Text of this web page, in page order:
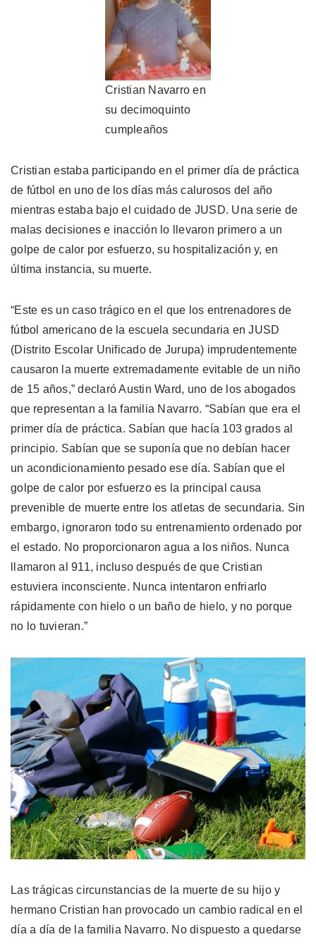
Cristian Navarro en
su decimoquinto
cumpleaños
Cristian estaba participando en el primer día de práctica
de fútbol en uno de los días más calurosos del año
mientras estaba bajo el cuidado de JUSD. Una serie de
malas decisiones e inacción lo llevaron primero a un
golpe de calor por esfuerzo, su hospitalización y, en
última instancia, su muerte.
“Este es un caso trágico en el que los entrenadores de
fútbol americano de la escuela secundaria en JUSD
(Distrito Escolar Unificado de Jurupa) imprudentemente
causaron la muerte extremadamente evitable de un niño
de 15 años,” declaró Austin Ward, uno de los abogados
que representan a la familia Navarro. “Sabían que era el
primer día de práctica. Sabían que hacía 103 grados al
principio. Sabían que se suponía que no debían hacer
un acondicionamiento pesado ese día. Sabían que el
golpe de calor por esfuerzo es la principal causa
prevenible de muerte entre los atletas de secundaria. Sin
embargo, ignoraron todo su entrenamiento ordenado por
el estado. No proporcionaron agua a los niños. Nunca
llamaron al 911, incluso después de que Cristian
estuviera inconsciente. Nunca intentaron enfriarlo
rápidamente con hielo o un baño de hielo, y no porque
no lo tuvieran.”
Las trágicas circunstancias de la muerte de su hijo y
hermano Cristian han provocado un cambio radical en el
día a día de la familia Navarro. No dispuesto a quedarse